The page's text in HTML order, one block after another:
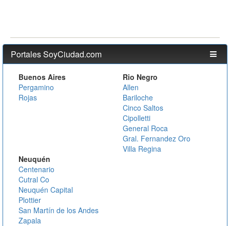
Portales SoyCiudad.com
Buenos Aires
Pergamino
Rojas
Rio Negro
Allen
Bariloche
Cinco Saltos
Cipolletti
General Roca
Gral. Fernandez Oro
Villa Regina
Neuquén
Centenario
Cutral Co
Neuquén Capital
Plottier
San Martín de los Andes
Zapala